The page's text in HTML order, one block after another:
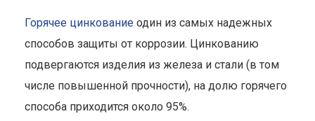
Горячее цинкование один из самых надежных
способов защиты от коррозии. Цинкованию
подвергаются изделия из железа и стали (в том
числе повышенной прочности), на долю горячего
способа приходится около 95%.